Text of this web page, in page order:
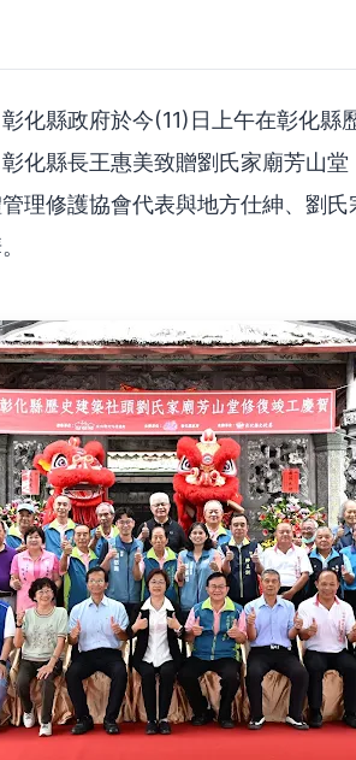
化縣政府於今(11)日上午在彰化縣
化縣長王惠美致贈劉氏家廟芳山
理修護協會代表與地方仕紳、劉